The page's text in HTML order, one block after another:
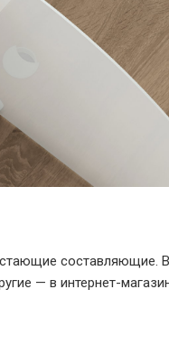
составляющие.
— в интернет-